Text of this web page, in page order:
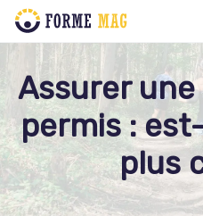
Assurer
permis :
plus